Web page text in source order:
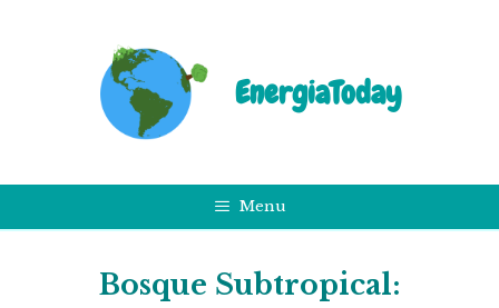
EnergiaToday
Menu
Bosque Subtropical: